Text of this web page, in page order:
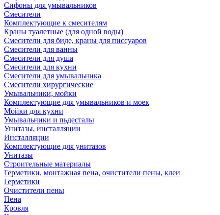
Сифоны для умывальников
Смесители
Комплектующие к смесителям
Краны туалетные (для одной воды)
Смесители для биде, краны для писсуаров
Смесители для ванны
Смесители для душа
Смесители для кухни
Смесители для умывальника
Смесители хирургические
Умывальники, мойки
Комплектующие для умывальников и моек
Мойки для кухни
Умывальники и пьдесталы
Унитазы, инсталляции
Инсталляции
Комплектующие для унитазов
Унитазы
Строительные материалы
Герметики, монтажная пена, очистители пены, клеи
Герметики
Очистители пены
Пена
Кровля